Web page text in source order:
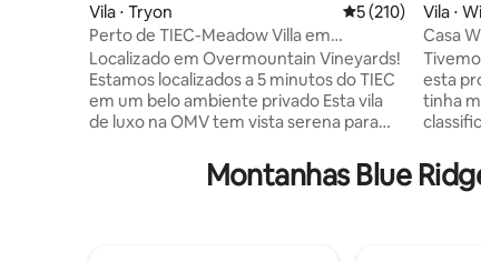
Vila ⋅ Tryon 5 de uma
5 (210)
Perto de TIEC-Meadow Villa em
Overmountain Vineyards
Localizado em Overmountain Vineyards!
Estamos localizados a 5 minutos do TIEC
em um belo ambiente privado Esta vila
de luxo na OMV tem vista serena para
uma estrada privada. A decoração é
contemporânea e muito espaçosa,
Vila ⋅
Casa
esta
tinha
tela do
Montanhas Blue